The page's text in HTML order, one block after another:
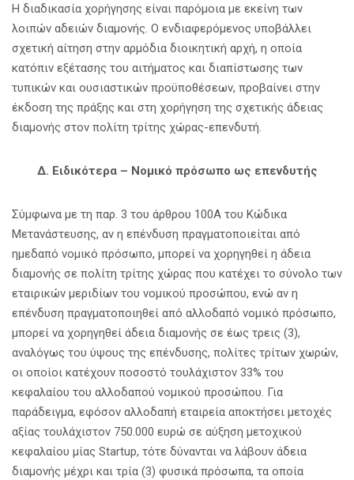
Η διαδικασία χορήγησης είναι παρόμοια με εκείνη των
λοιπών αδειών διαμονής. Ο ενδιαφερόμενος υποβάλλει
σχετική αίτηση στην αρμόδια διοικητική αρχή, η οποία
κατόπιν εξέτασης του αιτήματος και διαπίστωσης των
τυπικών και ουσιαστικών προϋποθέσεων, προβαίνει στην
έκδοση της πράξης και στη χορήγηση της σχετικής άδειας
διαμονής στον πολίτη τρίτης χώρας-επενδυτή.
Δ. Ειδικότερα – Νομικό πρόσωπο ως επενδυτής
Σύμφωνα με τη παρ. 3 του άρθρου 100Α του Κώδικα
Μετανάστευσης, αν η επένδυση πραγματοποιείται από
ημεδαπό νομικό πρόσωπο, μπορεί να χορηγηθεί η άδεια
διαμονής σε πολίτη τρίτης χώρας που κατέχει το σύνολο των
εταιρικών μεριδίων του νομικού προσώπου, ενώ αν η
επένδυση πραγματοποιηθεί από αλλοδαπό νομικό πρόσωπο,
μπορεί να χορηγηθεί άδεια διαμονής σε έως τρεις (3),
αναλόγως του ύψους της επένδυσης, πολίτες τρίτων χωρών,
οι οποίοι κατέχουν ποσοστό τουλάχιστον 33% του
κεφαλαίου του αλλοδαπού νομικού προσώπου. Για
παράδειγμα, εφόσον αλλοδαπή εταιρεία αποκτήσει μετοχές
αξίας τουλάχιστον 750.000 ευρώ σε αύξηση μετοχικού
κεφαλαίου μίας Startup, τότε δύνανται να λάβουν άδεια
διαμονής μέχρι και τρία (3) φυσικά πρόσωπα, τα οποία